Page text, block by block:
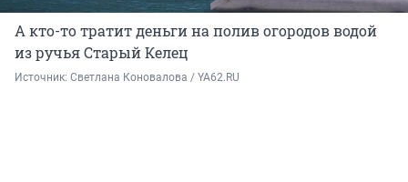
А кто-то тратит деньги на полив огородов водой
из ручья Старый Келец
Источник: Светлана Коновалова / YA62.RU